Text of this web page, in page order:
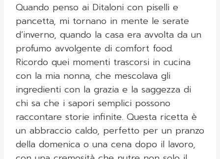
Quando penso ai Ditaloni con piselli e
pancetta, mi tornano in mente le serate
d’inverno, quando la casa era avvolta da un
profumo avvolgente di comfort food.
Ricordo quei momenti trascorsi in cucina
con la mia nonna, che mescolava gli
ingredienti con la grazia e la saggezza di
chi sa che i sapori semplici possono
raccontare storie infinite. Questa ricetta è
un abbraccio caldo, perfetto per un pranzo
della domenica o una cena dopo il lavoro,